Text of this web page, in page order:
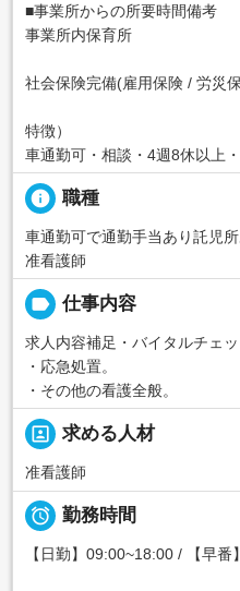
■事業所からの所要時間備考
事業所内保育所
社会保険完備(雇用保険 / 労災
特徴）
車通勤可・相談・4週8休以上
info 職種
車通勤可で通勤手当あり託児
准看護師
label 仕事内容
求人内容補足・バイタルチェッ
・応急処置。
・その他の看護全般。
portrait 求める人材
准看護師
 勤務時間
【日勤】09:00~18:00 / 【早